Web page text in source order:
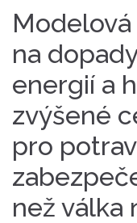
na
energií a
zvýšené
pro
než válka